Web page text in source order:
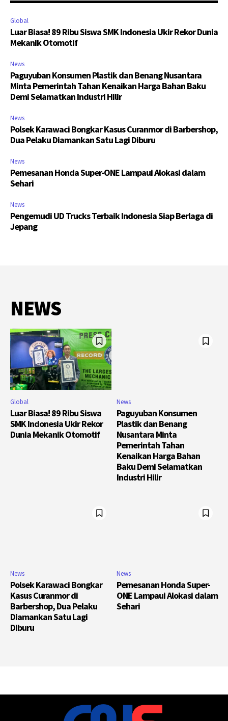
Global
Luar Biasa! 89 Ribu Siswa SMK Indonesia Ukir Rekor Dunia
Mekanik Otomotif
News
Paguyuban Konsumen Plastik dan Benang Nusantara
Minta Pemerintah Tahan Kenaikan Harga Bahan Baku
Demi Selamatkan Industri Hilir
News
Polsek Karawaci Bongkar Kasus Curanmor di Barbershop,
Dua Pelaku Diamankan Satu Lagi Diburu
News
Pemesanan Honda Super-ONE Lampaui Alokasi dalam
Sehari
News
Pengemudi UD Trucks Terbaik Indonesia Siap Berlaga di
Jepang
NEWS
Global
Luar Biasa! 89 Ribu Siswa
SMK Indonesia Ukir Rekor
Dunia Mekanik Otomotif
News
Paguyuban Konsumen
Plastik dan Benang
Nusantara Minta
Pemerintah Tahan
Kenaikan Harga Bahan
Baku Demi Selamatkan
Industri Hilir
News
Polsek Karawaci Bongkar
Kasus Curanmor di
Barbershop, Dua Pelaku
Diamankan Satu Lagi
Diburu
News
Pemesanan Honda Super-
ONE Lampaui Alokasi dalam
Sehari